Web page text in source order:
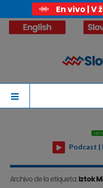
En vivo | V
Podcast |
Archivo de la etiqueta: Iztok